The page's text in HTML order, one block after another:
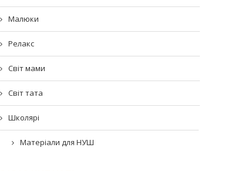
Малюки
Релакс
Світ мами
Світ тата
Школярі
Матеріали для НУШ